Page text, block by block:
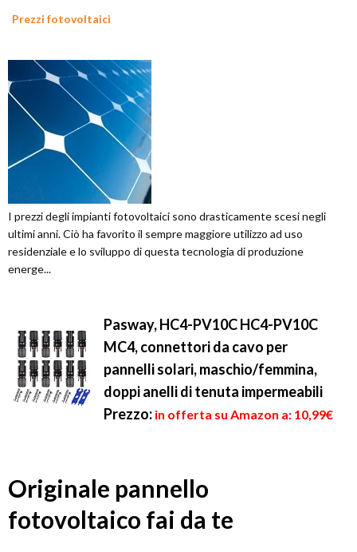
Prezzi fotovoltaici
I prezzi degli impianti fotovoltaici sono drasticamente scesi negli
ultimi anni. Ciò ha favorito il sempre maggiore utilizzo ad uso
residenziale e lo sviluppo di questa tecnologia di produzione
energe...
Pasway, HC4-PV10C HC4-PV10C
MC4, connettori da cavo per
pannelli solari, maschio/femmina,
doppi anelli di tenuta impermeabili
Prezzo: in offerta su Amazon a: 10,99€
Originale pannello
fotovoltaico fai da te